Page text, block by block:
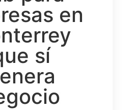
en
sí